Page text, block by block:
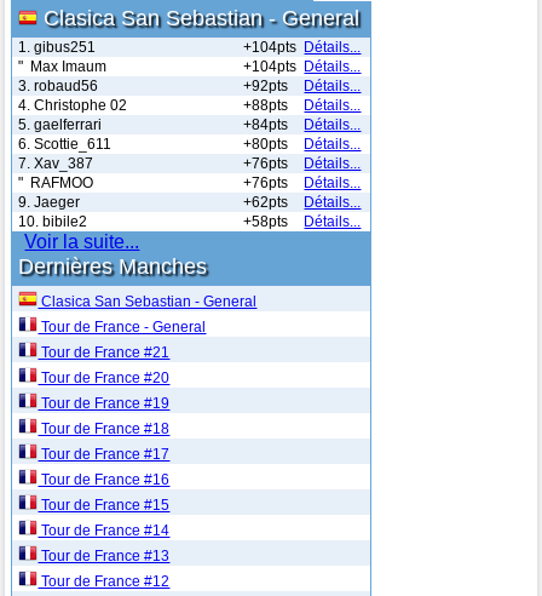
Clasica San Sebastian - General
1. gibus251 Détails...
+104pts
" Max Imaum
Détails...
+104pts
3. robaud56
Détails...
+92pts
4. Christophe 02
Détails...
+88pts
5. gaelferrari
Détails...
+84pts
6. Scottie_611
Détails...
+80pts
7. Xav_387
Détails...
+76pts
" RAFMOO
Détails...
+76pts
9. Jaeger
Détails...
+62pts
10. bibile2
Détails...
+58pts
Voir la suite...
Dernières Manches
Clasica San Sebastian - General
Tour de France - General
Tour de France #21
Tour de France #20
Tour de France #19
Tour de France #18
Tour de France #17
Tour de France #16
Tour de France #15
Tour de France #14
Tour de France #13
Tour de France #12